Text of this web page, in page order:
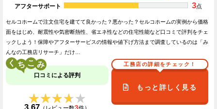
アフターサポート
3点
セルコホームで注文住宅を建てて良かった？悪かった？セルコホームの実例から価格
面をはじめ、耐震性や気密断熱性、省エネ性などの住宅性能など口コミで評判をチェ
ックしよう！保障やアフターサービスの情報や値下げ方法まで調査しているのは「み
んなの工務店リサーチ」だけ…
く こ
口コミによる評判
★★★★★
★★★★★
工務店の詳細をチェック！
もっと詳しく見る